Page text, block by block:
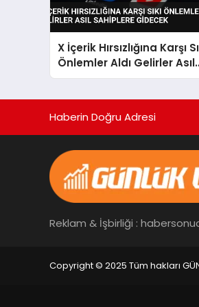
X İçerik Hırsızlığına Karşı
Önlemler Aldı Gelirler Asıl
Sahiplere Gidecek
Haberin Doğru Adresi
Reklam & İşbirliği :
Copyright © 2025 Tüm hakları